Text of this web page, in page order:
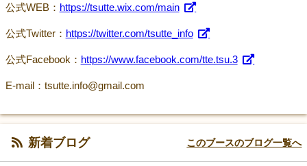
公式WEB： https://tsutte.wix.com/main
公式Twitter： https://twitter.com/tsutte_info
公式Facebook： https://www.facebook.com/tte.tsu.3
E-mail：tsutte.info@gmail.com
新着ブログ このブースのブログ一覧へ